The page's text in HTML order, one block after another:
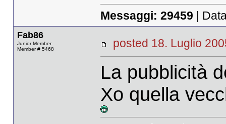
Messaggi: 29459 |
Fab86
Junior Member
Member # 5468
posted 18. Luglio
La pubblicità
Xo quella